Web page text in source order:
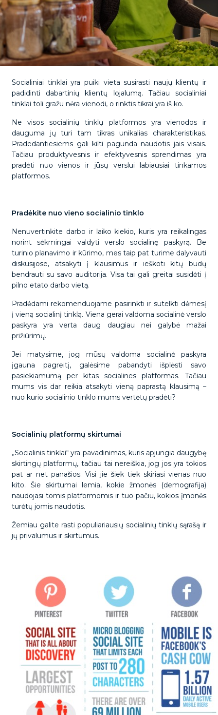
Socialiniai tinklai yra puiki vieta susirasti naujų klientų ir
padidinti dabartinių klientų lojalumą. Tačiau socialiniai
tinklai toli gražu nėra vienodi, o rinktis tikrai yra iš ko.
Ne visos socialinių tinklų platformos yra vienodos ir
dauguma jų turi tam tikras unikalias charakteristikas.
Pradedantiesiems gali kilti pagunda naudotis jais visais.
Tačiau produktyvesnis ir efektyvesnis sprendimas yra
pradėti nuo vienos ir jūsų verslui labiausiai tinkamos
platformos.
Pradėkite nuo vieno socialinio tinklo
Nenuvertinkite darbo ir laiko kiekio, kuris yra reikalingas
norint sėkmingai valdyti verslo socialinę paskyrą. Be
turinio planavimo ir kūrimo, mes taip pat turime dalyvauti
diskusijose, atsakyti į klausimus ir ieškoti kitų būdų
bendrauti su savo auditorija. Visa tai gali greitai susidėti į
pilno etato darbo vietą.
Pradėdami rekomenduojame pasirinkti ir sutelkti dėmesį
į vieną socialinį tinklą. Viena gerai valdoma socialinė verslo
paskyra yra verta daug daugiau nei galybė mažai
prižiūrimų.
Jei matysime, jog mūsų valdoma socialinė paskyra
įgauna pagreitį, galėsime pabandyti išplėsti savo
pasiekiamumą per kitas socialines platformas. Tačiau
mums vis dar reikia atsakyti vieną paprastą klausimą –
nuo kurio socialinio tinklo mums vertėtų pradėti?
Socialinių platformų skirtumai
„Socialinis tinklai“ yra pavadinimas, kuris apjungia daugybę
skirtingų platformų, tačiau tai nereiškia, jog jos yra tokios
pat ar net panašios. Visi jie šiek tiek skiriasi vienas nuo
kito. Šie skirtumai lemia, kokie žmonės (demografija)
naudojasi tomis platformomis ir tuo pačiu, kokios įmonės
turėtų jomis naudotis.
Žemiau galite rasti populiariausių socialinių tinklų sąrašą ir
jų privalumus ir skirtumus.